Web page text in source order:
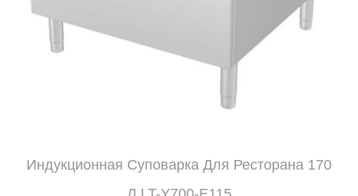
Индукционная Суповарка Для Ресторана 170